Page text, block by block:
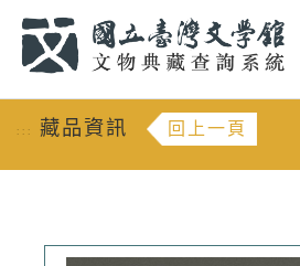
::: 藏品資訊 回上一頁